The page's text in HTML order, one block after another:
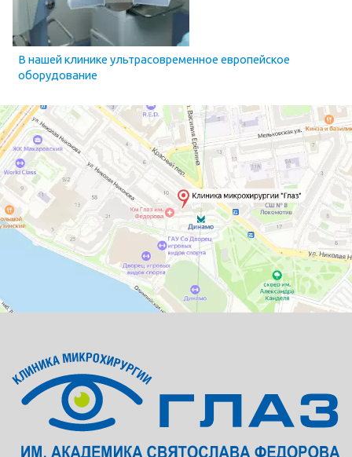
В нашей клинике ультрасовременное европейское
оборудование